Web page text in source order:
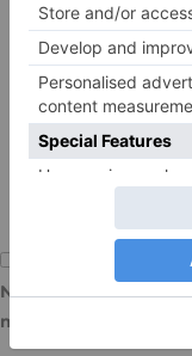
(die E-Mail-Adresse
Name, E-Mail-
meinen nächsten